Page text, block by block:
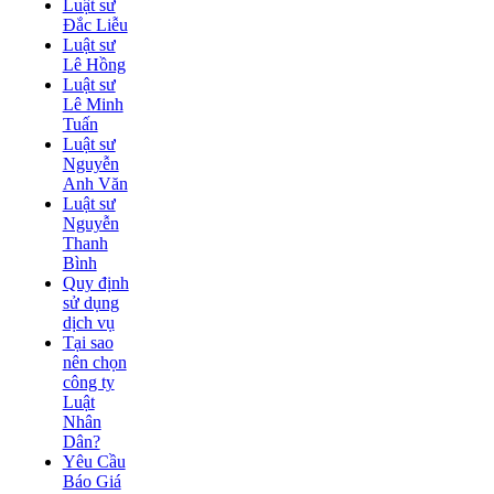
Luật sư
Đắc Liễu
Luật sư
Lê Hồng
Luật sư
Lê Minh
Tuấn
Luật sư
Nguyễn
Anh Văn
Luật sư
Nguyễn
Thanh
Bình
Quy định
sử dụng
dịch vụ
Tại sao
nên chọn
công ty
Luật
Nhân
Dân?
Yêu Cầu
Báo Giá